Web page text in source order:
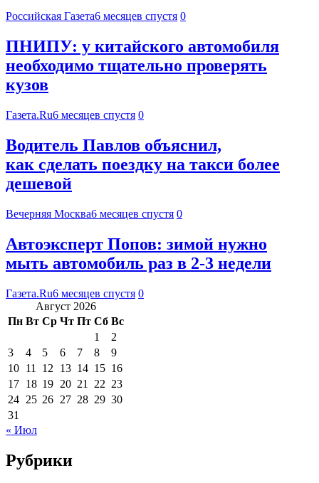
Российская Газета6 месяцев спустя 0
ПНИПУ: у китайского автомобиля
необходимо тщательно проверять
кузов
Газета.Ru6 месяцев спустя 0
Водитель Павлов объяснил,
как сделать поездку на такси более
дешевой
Вечерняя Москва6 месяцев спустя 0
Автоэксперт Попов: зимой нужно
мыть автомобиль раз в 2-3 недели
Газета.Ru6 месяцев спустя 0
Август 2026
Пн Вт Ср Чт Пт Сб Вс
1
2
3
4 5 6 7 8
9
10 11 12 13 14 15 16
17 18 19 20 21 22 23
24 25 26 27 28 29 30
31
« Июл
Рубрики